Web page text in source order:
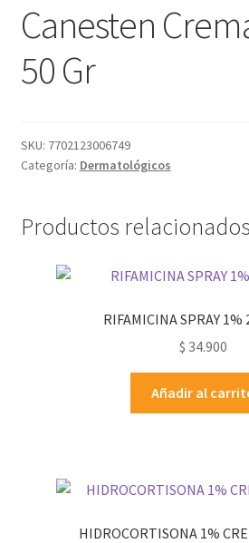
Canesten
50 Gr
SKU: 7702123006749
Categoría: Dermatológicos
Productos relacionados
RIFAMICINA SPRAY 1%
$ 34.900
Añadir al
HIDROCORTISONA 1%